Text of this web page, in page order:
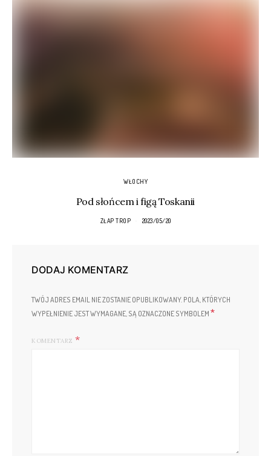
WŁOCHY
Pod słońcem i figą Toskanii
ZŁAP TROP 2023/05/20
DODAJ KOMENTARZ
TWÓJ ADRES EMAIL NIE ZOSTANIE OPUBLIKOWANY. POLA, KTÓRYCH
WYPEŁNIENIE JEST WYMAGANE, SĄ OZNACZONE SYMBOLEM *
KOMENTARZ